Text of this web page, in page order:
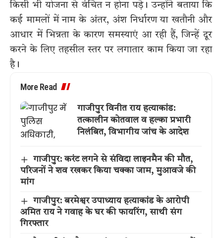
किसी भी योजना से वंचित न होना पड़े। उन्होंने बताया कि
कई मामलों में नाम के अंतर, अंश निर्धारण या खतौनी और
आधार में भिन्नता के कारण समस्याएं आ रही हैं, जिन्हें दूर
करने के लिए तहसील स्तर पर लगातार काम किया जा रहा
है।
More Read
गाजीपुर विनीत राय हत्याकांड:
तत्कालीन कोतवाल व हल्का प्रभारी
निलंबित, विभागीय जांच के आदेश
गाजीपुर: करंट लगने से संविदा लाइनमैन की मौत,
परिजनों ने शव रखकर किया चक्का जाम, मुआवजे की
मांग
गाजीपुर: बरमेश्वर उपाध्याय हत्याकांड के आरोपी
अमित राय ने गवाह के घर की फायरिंग, साथी संग
गिरफ्तार